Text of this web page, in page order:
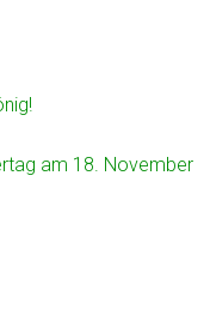
am 18. November